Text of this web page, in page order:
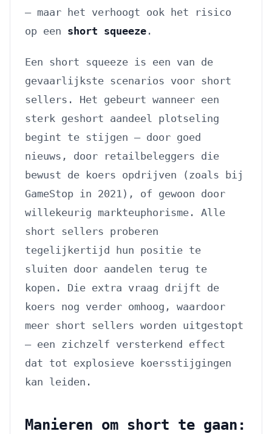
— maar het verhoogt ook het risico
op een short squeeze .
Een short squeeze is een van de
gevaarlijkste scenarios voor short
sellers. Het gebeurt wanneer een
sterk geshort aandeel plotseling
begint te stijgen — door goed
nieuws, door retailbeleggers die
bewust de koers opdrijven (zoals bij
GameStop in 2021), of gewoon door
willekeurig markteuphorisme. Alle
short sellers proberen
tegelijkertijd hun positie te
sluiten door aandelen terug te
kopen. Die extra vraag drijft de
koers nog verder omhoog, waardoor
meer short sellers worden uitgestopt
— een zichzelf versterkend effect
dat tot explosieve koersstijgingen
kan leiden.
Manieren om short te gaan: